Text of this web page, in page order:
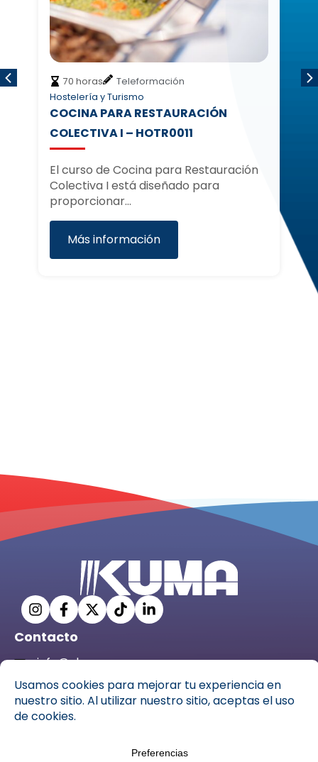
70 horas
Teleformación
Hostelería y Turismo
COCINA PARA RESTAURACIÓN
COLECTIVA I – HOTR0011
El curso de Cocina para Restauración
Colectiva I está diseñado para
proporcionar…
Más información
Contacto
info@ckuma.com
C. Pío XII, 69, 35006 Las Palmas de Gran Canaria,
Las Palmas
928 31 53 35
Copyright © Centro de estudios Kuma S.L, 2025 – Todos los